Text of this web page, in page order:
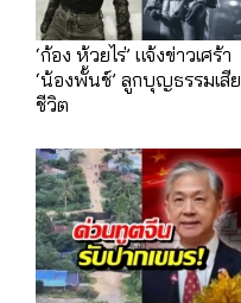
‘ก้อง ห้วยไร่’ แจ้งข่าวเศร้า
‘น้องพั้นช์’ ลูกบุญธรรมเสีย
ชีวิต